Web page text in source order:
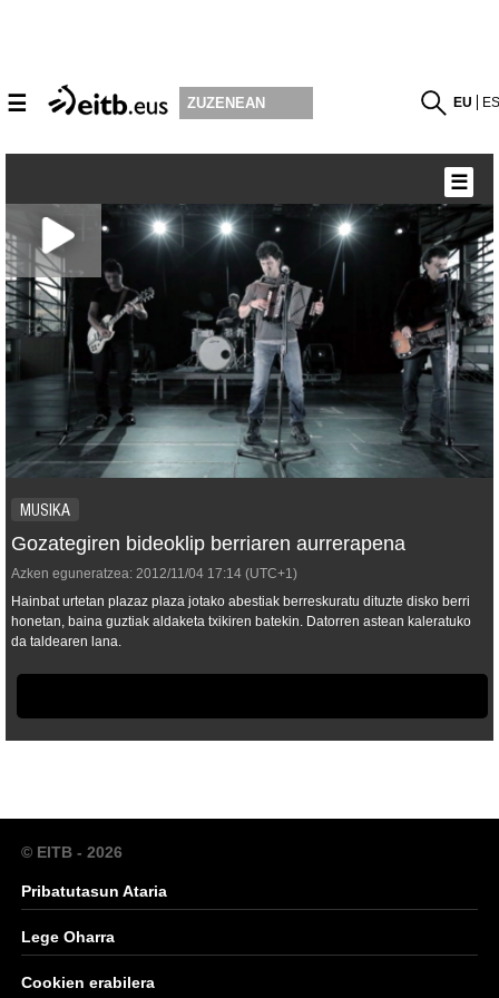
☰ ZUZENEAN EU
MUSIKA
Gozategiren bideoklip berriaren aurrerapena
Azken eguneratzea: 2012/11/04 17:14 (UTC+1)
Hainbat urtetan plazaz plaza jotako abestiak berreskuratu dituzte disko berri
honetan, baina guztiak aldaketa txikiren batekin. Datorren astean kaleratuko
da taldearen lana.
☰
© EITB - 2026
Pribatutasun Ataria
Lege Oharra
Cookien erabilera